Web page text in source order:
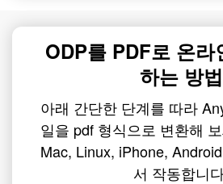
ODP를 PDF로 온라
하는 방법
아래 간단한 단계를 따라
일을 pdf 형식으로 변환해
Mac, Linux, iPhone,
서 작동합니